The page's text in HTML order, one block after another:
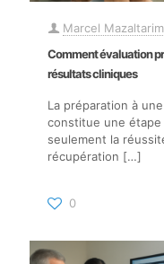
Marcel
Comment évaluation
résultats cliniques
La préparation à
constitue une
seulement la
récupération […]
0